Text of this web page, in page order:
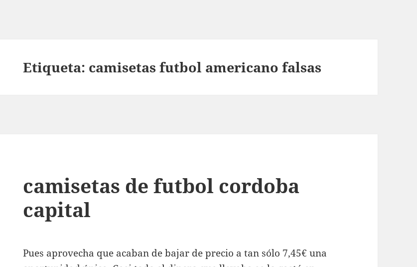
Etiqueta: camisetas futbol americano falsas
camisetas de futbol cordoba
capital
Pues aprovecha que acaban de bajar de precio a tan sólo 7,45€ una